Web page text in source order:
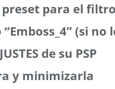
preset para el
(si
de su PSP
y minimizarla